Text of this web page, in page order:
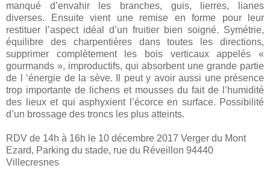
manqué d’envahir les branches, guis, lierres, lianes
diverses. Ensuite vient une remise en forme pour leur
restituer l’aspect idéal d’un fruitier bien soigné. Symétrie,
équilibre des charpentières dans toutes les directions,
supprimer complètement les bois verticaux appelés «
gourmands », improductifs, qui absorbent une grande partie
de l ‘énergie de la sève. Il peut y avoir aussi une présence
trop importante de lichens et mousses du fait de l’humidité
des lieux et qui asphyxient l’écorce en surface. Possibilité
d’un brossage des troncs les plus atteints.
RDV de 14h à 16h le 10 décembre 2017 Verger du Mont
Ezard, Parking du stade, rue du Réveillon 94440
Villecresnes